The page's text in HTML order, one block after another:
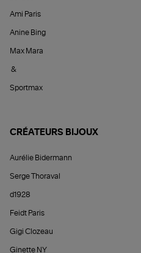
Ami Paris
Anine Bing
Max Mara
&
Sportmax
CRÉATEURS BIJOUX
Aurélie Bidermann
Serge Thoraval
d1928
Feidt Paris
Gigi Clozeau
Ginette NY